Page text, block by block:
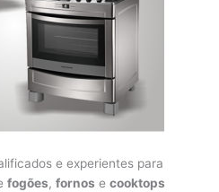
e experientes para
fogões,fornos ecooktops